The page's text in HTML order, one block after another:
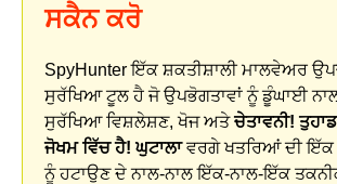
ਸਕੈਨ ਕਰੋ
SpyHunter ਇੱਕ ਸ਼ਕਤੀਸ਼ਾਲੀ ਮਾਲਵੇਅਰ
ਸੁਰੱਖਿਆ ਟੂਲ ਹੈ ਜੋ ਉਪਭੋਗਤਾਵਾਂ ਨੂੰ ਡੂੰਘਾਈ
ਸੁਰੱਖਿਆ ਵਿਸ਼ਲੇਸ਼ਣ, ਖੋਜ ਅਤੇਚੇਤਾਵਨੀ!
ਜੋਖਮ ਵਿੱਚ ਹੈ! ਘੁਟਾਲਾਵਰਗੇ ਖਤਰਿਆਂ ਦੀ ਇੱਕ
ਨੂੰ ਹਟਾਉਣ ਦੇ ਨਾਲ-ਨਾਲ ਇੱਕ-ਨਾਲ-ਇੱਕ